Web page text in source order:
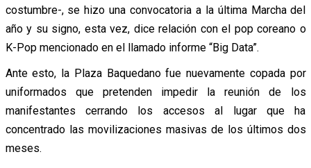
costumbre-, se hizo una convocatoria a la última Marcha del
año y su signo, esta vez, dice relación con el pop coreano o
K-Pop mencionado en el llamado informe “Big Data”.
Ante esto, la Plaza Baquedano fue nuevamente copada por
uniformados que pretenden impedir la reunión de los
manifestantes cerrando los accesos al lugar que ha
concentrado las movilizaciones masivas de los últimos dos
meses.